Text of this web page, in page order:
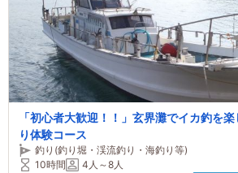
「初心者大歓迎！！」玄界灘でイカ釣を
り体験コース
釣り(釣り堀・渓流釣り・海釣り等)
10時間
4人～8人